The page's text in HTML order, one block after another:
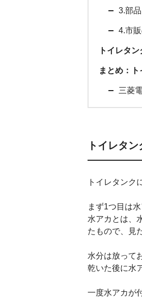
3.部
4.市
トイレタ
まとめ：
三菱
トイレタ
トイレタンク
まず1つ目は水
水アカとは、
たもので、見
水分は放って
乾いた後に水
一度水アカが